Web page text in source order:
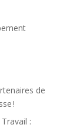
de
!
: